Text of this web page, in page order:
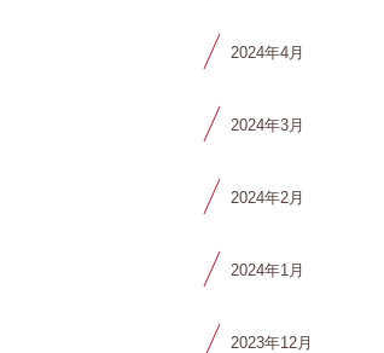
2024年4月
2024年3月
2024年2月
2024年1月
2023年12月